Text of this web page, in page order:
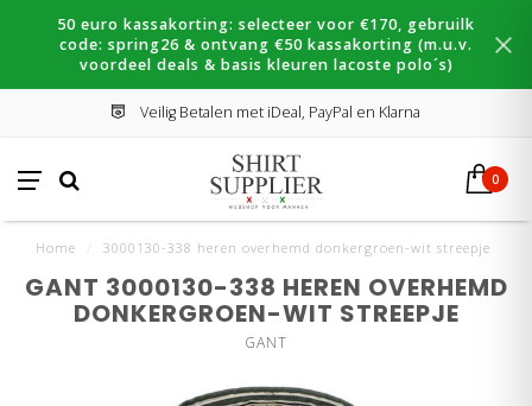
50 euro kassakorting: selecteer voor €170, gebruilk
code: spring26 & ontvang €50 kassakorting (m.u.v.
voordeel deals & basis kleuren lacoste polo´s)
Veilig Betalen met iDeal, PayPal en Klarna
0
Home 3000130-338 heren overhemd donkergroen-wit streepje
GANT 3000130-338 HEREN OVERHEMD
DONKERGROEN-WIT STREEPJE
GANT